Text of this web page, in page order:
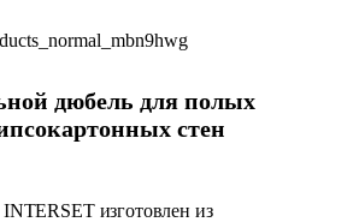
дюбель для полых
стен
изготовлен из